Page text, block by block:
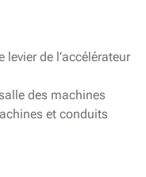
de l’accélérateur
des machines
et conduits